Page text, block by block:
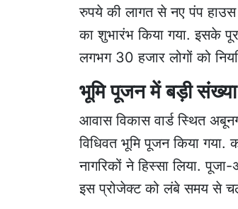
रुपये की लागत से नए पंप हाउस
का शुभारंभ किया गया. इसके
लगभग 30 हजार लोगों को
भूमि पूजन में बड़ी
आवास विकास वार्ड स्थित
विधिवत भूमि पूजन किया गया.
नागरिकों ने हिस्सा लिया.
इस प्रोजेक्ट को लंबे समय से